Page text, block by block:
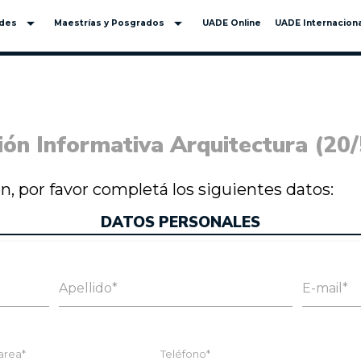
arrow_drop_down Maestrías y Posgrados arrow_drop_down UADE Online UADE
Informativa Arquitectura
por favor completá los siguientes datos:
DATOS PERSONALES
Apellido* E-mail*
Teléfono*